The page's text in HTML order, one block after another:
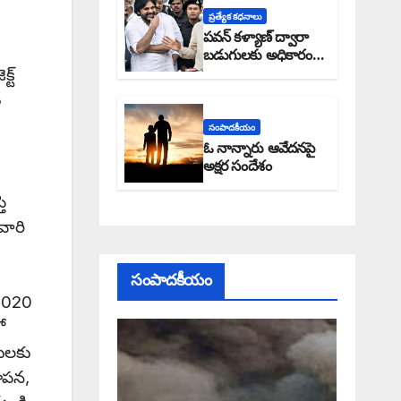
వారి
ప్రత్యేక కధనాలు
పవన్ కళ్యాణ్ ద్వారా
బడుగులకు అధికారం
ఎండమావేనా: అక్షర
సంపాదకీయం
ఓ నాన్నారు ఆవేదనపై
అక్షర సందేశం
సంపాదకీయం